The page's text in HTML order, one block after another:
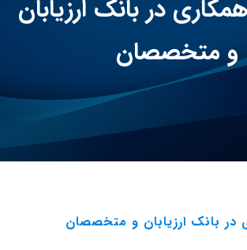
در بانک ارزیابان
و متخصصان
بانک ارزیابان و متخصصان